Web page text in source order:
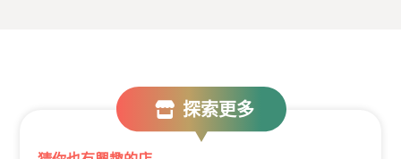
探索更多